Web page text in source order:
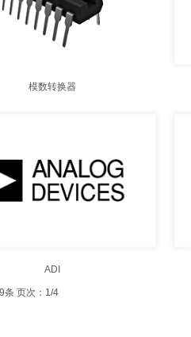
模数转换器
ADI
条 页次：1/4